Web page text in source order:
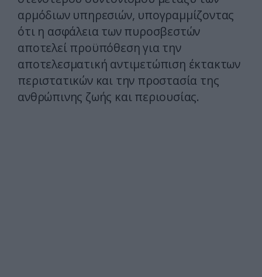
αρμόδιων υπηρεσιών, υπογραμμίζοντας
ότι η ασφάλεια των πυροσβεστών
αποτελεί προϋπόθεση για την
αποτελεσματική αντιμετώπιση έκτακτων
περιστατικών και την προστασία της
ανθρώπινης ζωής και περιουσίας.